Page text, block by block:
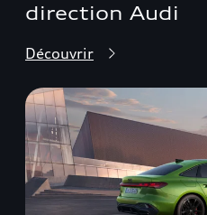
direction Audi
Découvrir